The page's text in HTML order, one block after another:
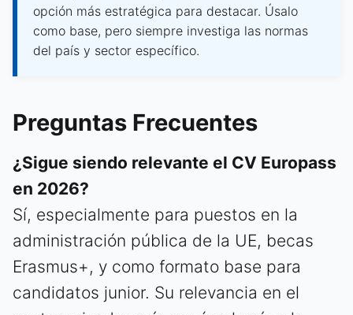
opción más estratégica para destacar. Úsalo
como base, pero siempre investiga las normas
del país y sector específico.
Preguntas Frecuentes
¿Sigue siendo relevante el CV Europass
en 2026?
Sí, especialmente para puestos en la
administración pública de la UE, becas
Erasmus+, y como formato base para
candidatos junior. Su relevancia en el